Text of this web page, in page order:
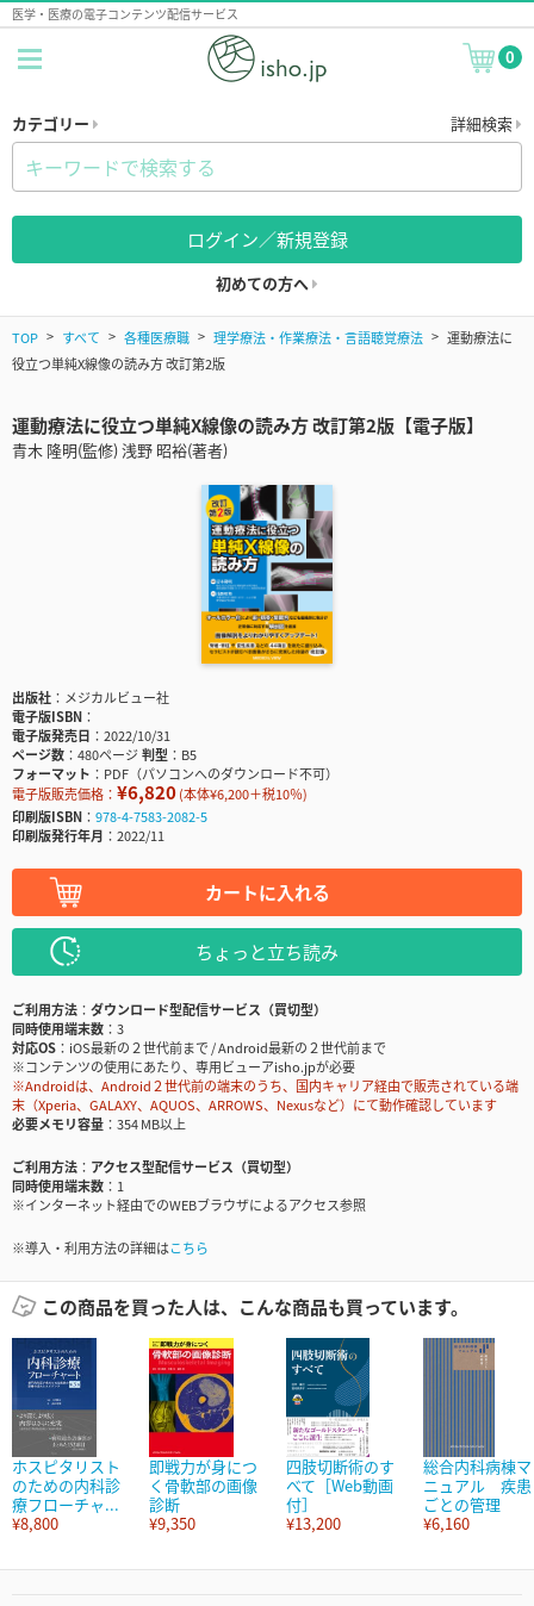
医学・医療の電子コンテンツ配信サービス
0
カテゴリー 詳細検索
ログイン／新規登録
初めての方へ
TOP すべて 各種医療職 理学療法・作業療法・言語聴覚療法
運動療法に
役立つ単純X線像の読み方 改訂第2版
運動療法に役立つ単純X線像の読み方 改訂第2版【電子版】
青木 隆明(監修) 浅野 昭裕(著者)
出版社
メジカルビュー社
電子版ISBN
電子版発売日
2022/10/31
ページ数
480ページ判型
B5
フォーマット
PDF（パソコンへのダウンロード不可）
電子版販売価格： ¥6,820(本体¥6,200＋税10％)
印刷版ISBN
978-4-7583-2082-5
印刷版発行年月
2022/11
カートに入れる
ちょっと立ち読み
ご利用方法
ダウンロード型配信サービス（買切型）
同時使用端末数
3
対応OS
iOS最新の２世代前まで / Android最新の２世代前まで
※コンテンツの使用にあたり、専用ビューアisho.jpが必要
※Androidは、Android２世代前の端末のうち、国内キャリア経由で販売されている端
末（Xperia、GALAXY、AQUOS、ARROWS、Nexusなど）にて動作確認しています
必要メモリ容量
354 MB以上
ご利用方法
アクセス型配信サービス（買切型）
同時使用端末数
1
※インターネット経由でのWEBブラウザによるアクセス参照
※導入・利用方法の詳細はこちら
この商品を買った人は、こんな商品も買っています。
ホスピタリスト
のための内科診
療フローチャ...
¥8,800
即戦力が身につ
く骨軟部の画像
診断
¥9,350
四肢切断術のす
べて［Web動画
付］
¥13,200
総合内科病棟マ
ニュアル 疾患
ごとの管理
¥6,160